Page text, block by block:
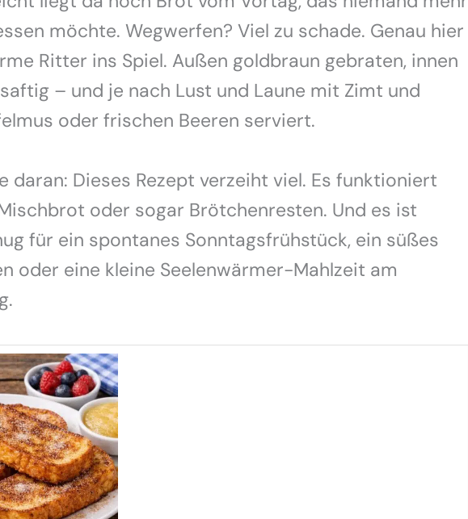
möchte. Wegwerfen? Viel zu schade. Genau hier
Ritter ins Spiel. Außen goldbraun gebraten, innen
– und je nach Lust und Laune mit Zimt und
oder frischen Beeren serviert.
daran: Dieses Rezept verzeiht viel. Es funktioniert
oder sogar Brötchenresten. Und es ist
für ein spontanes Sonntagsfrühstück, ein süßes
oder eine kleine Seelenwärmer-Mahlzeit am